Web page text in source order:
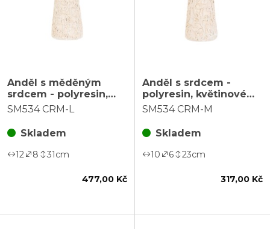
Anděl s měděným
srdcem - polyresin,
květinové šaty, vel. L,
SM534 CRM-L
Skladem
12 8 31cm
477,00 Kč
Anděl s srdcem -
polyresin, květinové
šaty, vel. M, krémový
SM534 CRM-M
Skladem
10 6 23cm
317,00 Kč